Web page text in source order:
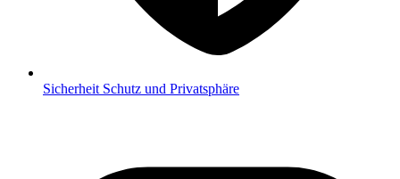
Sicherheit Schutz und Privatsphäre